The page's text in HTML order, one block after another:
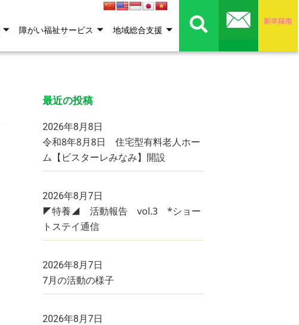
障がい福祉サービス 地域総合支援
最近の投稿
2026年8月8日
令和8年8月8日 住宅型有料老人ホー
ム【ビスターレみなみ】開設
2026年8月7日
◤特養◢ 活動報告 vol.3 *ショー
トステイ通信
2026年8月7日
7月の活動の様子
2026年8月7日